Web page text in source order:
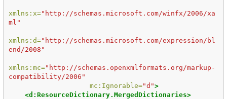
xmlns:x="http://schemas.microsoft.com/winfx/2006/xa
ml"
xmlns:d="http://schemas.microsoft.com/expression/bl
end/2008"
xmlns:mc="http://schemas.openxmlformats.org/markup-
compatibility/2006"
mc:Ignorable="d">
<d:ResourceDictionary.MergedDictionaries>